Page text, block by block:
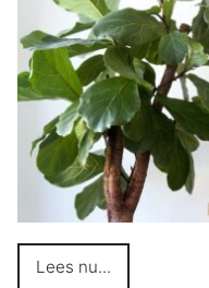
Lees nu...